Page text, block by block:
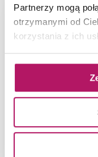
Partnerzy mogą
otrzymanymi od
korzystania z ich